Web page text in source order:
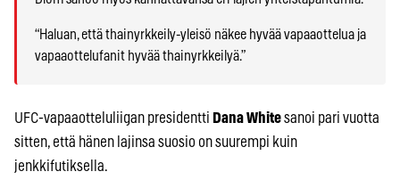
“Haluan, että thainyrkkeily-yleisö näkee hyvää vapaaottelua ja
vapaaottelufanit hyvää thainyrkkeilyä.”
UFC-vapaaotteluliigan presidentti Dana Whitesanoi pari vuotta
sitten, että hänen lajinsa suosio on suurempi kuin
jenkkifutiksella.